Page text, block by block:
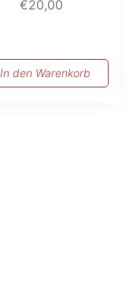
€20,00
In den Warenkorb